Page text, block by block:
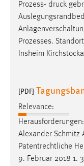
Prozess- druck
Prozesses.
Insheim
[PDF]
Relevance:
Alexander Schmitz
Patentrechtliche
9. Februar 2018 1.